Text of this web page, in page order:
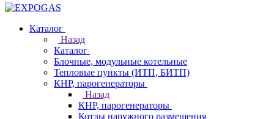
Каталог
Назад
Каталог
Блочные, модульные котельные
Тепловые пункты (ИТП, БИТП)
КНР, парогенераторы
Назад
КНР, парогенераторы
Котлы наружного размещения